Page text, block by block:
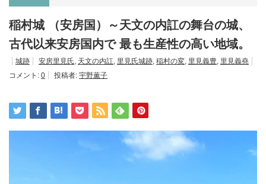
稲村城 （安房国）～天文の内訌の舞台の城、
古代以来安房国内で 最も生産性の高い地域。
城跡 安房里見氏, 天文の内訌, 里見氏城跡, 稲村の変, 里見義豊, 里見義堯
コメント: 0 投稿者: 宇野薫子